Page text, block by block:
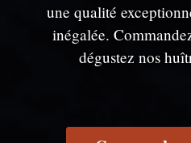
une qualité
inégalée.
dégustez nos